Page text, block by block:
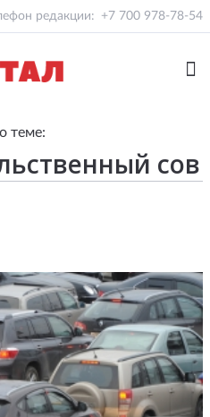
редакции: +7 700 978-78-54
теме: